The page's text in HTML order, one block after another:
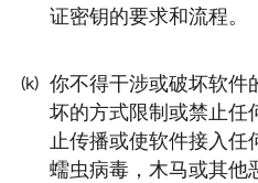
证密钥的要求和流程。
(k) 你不得干涉或破坏软件
坏的方式限制或禁止任
止传播或使软件接入任
蠕虫病毒，木马或其他